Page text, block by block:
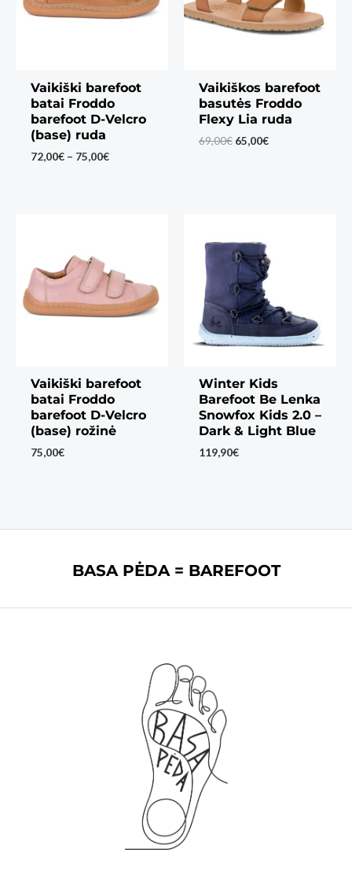
Vaikiški barefoot
batai Froddo
barefoot D-Velcro
(base) ruda
72,00€ – 75,00€Price
Vaikiškos barefoot
basutės Froddo
Flexy Lia ruda
69,00€ Original
65,00€Current
Vaikiški barefoot
batai Froddo
barefoot D-Velcro
(base) rožinė
75,00€
Winter Kids
Barefoot Be Lenka
Snowfox Kids 2.0 –
Dark & Light Blue
119,90€
BASA PĖDA = BAREFOOT